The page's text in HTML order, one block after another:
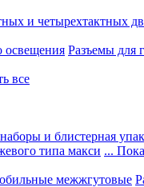
и четырехтактных
освещения Разъемы для
все
и блистерная
типа макси ...
межжгутовые